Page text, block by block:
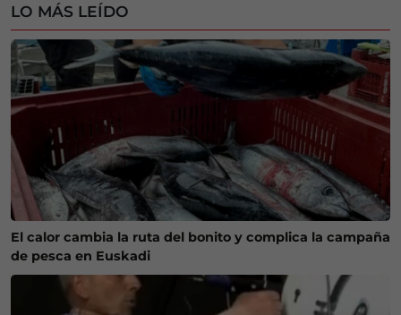
LO MÁS LEÍDO
El calor cambia la ruta del bonito y complica la campaña
de pesca en Euskadi